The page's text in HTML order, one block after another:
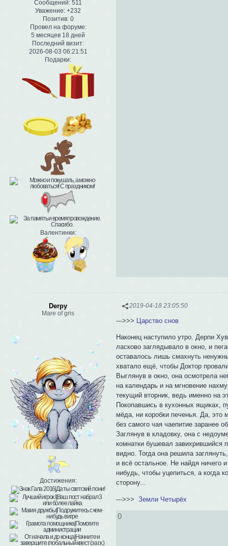
Сообщений: 511
Уважение: +232
Позитив: 0
Провел на форуме:
5 месяцев 18 дней
Последний визит:
2026-08-03 06:21:51
Подарки:
Валентинки:
2019-04-18 23:05:50
Derpy
Mare of gris
Достижения:
--->>> Царство снов
Наконец наступило утро. Дерпи
ласково заглядывало в окно, и
оставалось лишь смахнуть
хватало ещё, чтобы Доктор
Выглянув в окно, она осмотрела
на календарь и на мгновение
текущий вторник, ведь именно на
Покопавшись в кухонных ящиках,
мёда, ни коробки печенья. Да, это
без самого чая чаепитие заранее
Заглянув в кладовку, она с
комнатки бушевал завихрившийся
видно. Тогда она решила
и всё остальное. Не найдя ничего
нибудь, чтобы уцепиться, а когда
сторону...
--->>>Земли Четырёх
0